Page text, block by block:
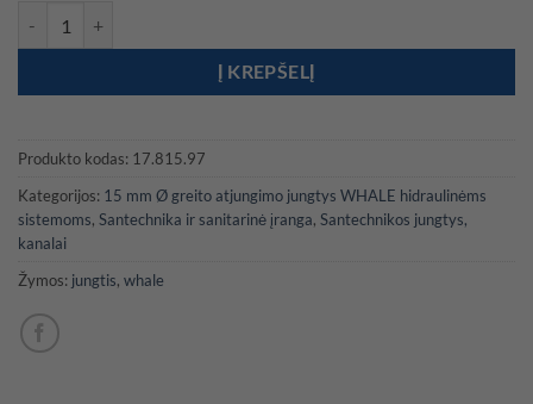
Į KREPŠELĮ
Produkto kodas: 17.815.97
Kategorijos: 15 mm Ø greito atjungimo jungtys WHALE hidraulinėms
sistemoms, Santechnika ir sanitarinė įranga, Santechnikos jungtys,
kanalai
Žymos: jungtis, whale